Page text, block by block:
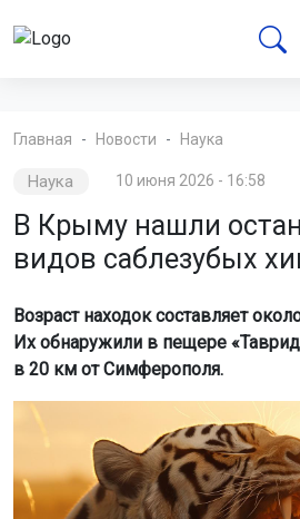
Главная Новости Наука
Наука 10 июня 2026 - 16:58
В Крыму нашли
видов саблезубых
Возраст находок составляет
Их обнаружили в пещере
в 20 км от Симферополя.